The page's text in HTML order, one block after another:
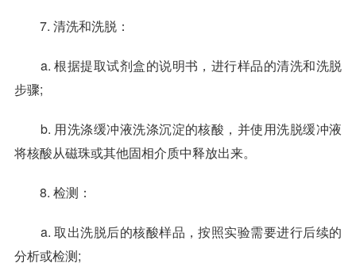
7. 清洗和洗脱：
a. 根据提取试剂盒的说明书，进行样品的清洗和洗脱
步骤;
b. 用洗涤缓冲液洗涤沉淀的核酸，并使用洗脱缓冲液
将核酸从磁珠或其他固相介质中释放出来。
8. 检测：
a. 取出洗脱后的核酸样品，按照实验需要进行后续的
分析或检测;